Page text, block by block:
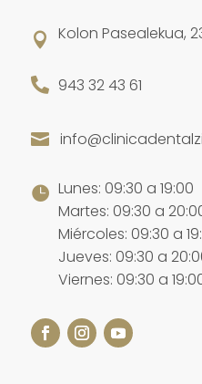
 Kolon Pasealekua,
 943 32 43 61

 Lunes: 09:30 a 19:00
Martes: 09:30 a
Miércoles: 09:30 a
Jueves: 09:30 a
Viernes: 09:30 a